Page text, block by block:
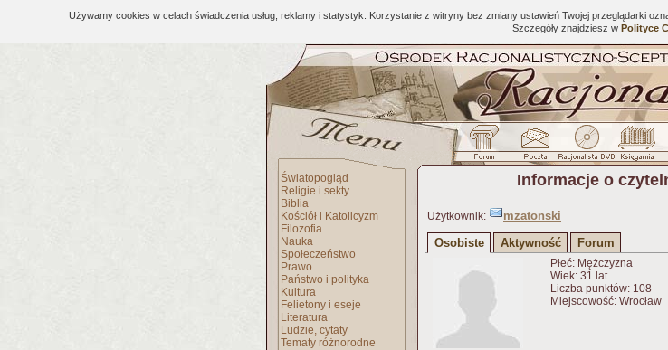
Używamy cookies w celach świadczenia usług, reklamy i statystyk. Korzystanie z witryny bez zmiany ustawień Twojej przeglądarki
Szczegóły znajdziesz w Polityce
Światopogląd
Religie i sekty
Biblia
Kościół i Katolicyzm
Filozofia
Nauka
Społeczeństwo
Prawo
Państwo i polityka
Kultura
Felietony i eseje
Literatura
Ludzie, cytaty
Tematy różnorodne
Informacje o
Użytkownik:
mzatonski
Osobiste
Aktywność Forum
Płeć: Mężczyzna
Wiek: 31 lat
Liczba punktów: 108
Miejscowość: Wrocław